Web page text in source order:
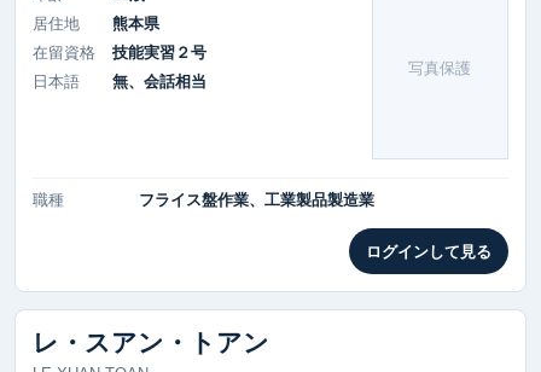
写真保護
居住地
熊本県
在留資格
技能実習２号
日本語
無、会話相当
職種 フライス盤作業、工業製品製造業
ログインして見る
レ・スアン・トアン